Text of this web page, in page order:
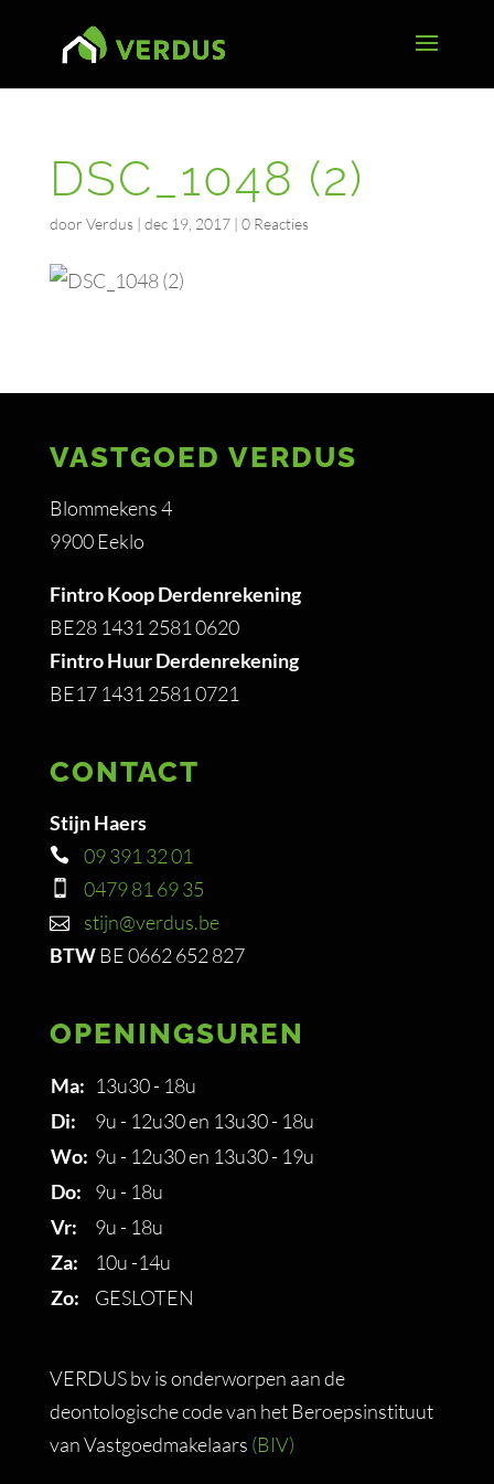
DSC_1048 (2)
door Verdus| dec 19, 2017| 0 Reacties
VASTGOED VERDUS
Blommekens 4
9900 Eeklo
Fintro Koop Derdenrekening
BE28 1431 2581 0620
Fintro Huur Derdenrekening
BE17 1431 2581 0721
CONTACT
Stijn Haers
09 391 32 01
0479 81 69 35
stijn@verdus.be
BTWBE 0662 652 827
OPENINGSUREN
Ma: 13u30 - 18u
Di:
9u - 12u30 en 13u30 - 18u
Wo: 9u - 12u30 en 13u30 - 19u
Do:
9u - 18u
Vr:
9u - 18u
Za:
10u -14u
Zo:
GESLOTEN
VERDUS bv is onderworpen aan de
deontologische code van het Beroepsinstituut
van Vastgoedmakelaars (BIV)